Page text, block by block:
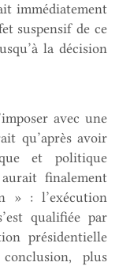
immédiatement
suspensif de ce
la décision
avec une
qu’après avoir
et politique
finalement
» : l’exécution
qualifiée par
présidentielle
plus